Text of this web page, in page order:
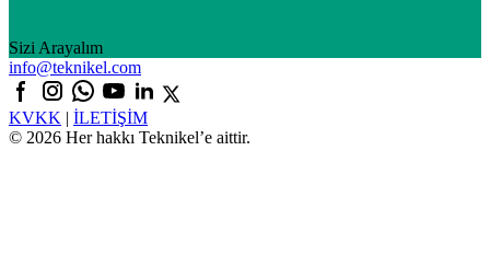
Sizi Arayalım
info@teknikel.com
KVKK | İLETİŞİM
© 2026 Her hakkı Teknikel’e aittir.